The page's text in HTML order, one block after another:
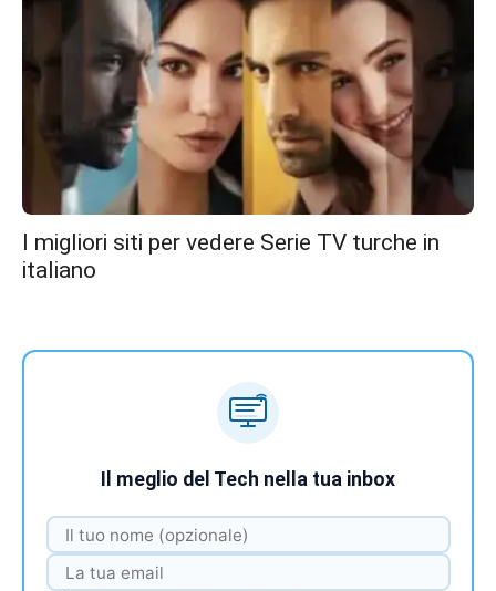
I migliori siti per vedere Serie TV turche in
italiano
Il meglio del Tech nella tua inbox